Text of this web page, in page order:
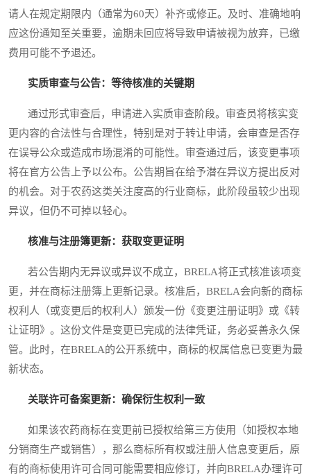
请人在规定期限内（通常为60天）补齐或修正。及时、准确地响
应这份通知至关重要，逾期未回应将导致申请被视为放弃，已缴
费用可能不予退还。
实质审查与公告：等待核准的关键期
通过形式审查后，申请进入实质审查阶段。审查员将核实变
更内容的合法性与合理性，特别是对于转让申请，会审查是否存
在误导公众或造成市场混淆的可能性。审查通过后，该变更事项
将在官方公告上予以公布。公告期旨在给予潜在异议方提出反对
的机会。对于农药这类关注度高的行业商标，此阶段虽较少出现
异议，但仍不可掉以轻心。
核准与注册簿更新：获取变更证明
若公告期内无异议或异议不成立，BRELA将正式核准该项变
更，并在商标注册簿上更新记录。核准后，BRELA会向新的商标
权利人（或变更后的权利人）颁发一份《变更注册证明》或《转
让证明》。这份文件是变更已完成的法律凭证，务必妥善永久保
管。此时，在BRELA的公开系统中，商标的权属信息已变更为最
新状态。
关联许可备案更新：确保衍生权利一致
如果该农药商标在变更前已授权给第三方使用（如授权本地
分销商生产或销售），那么商标所有权或注册人信息变更后，原
有的商标使用许可合同可能需要相应修订，并向BRELA办理许可